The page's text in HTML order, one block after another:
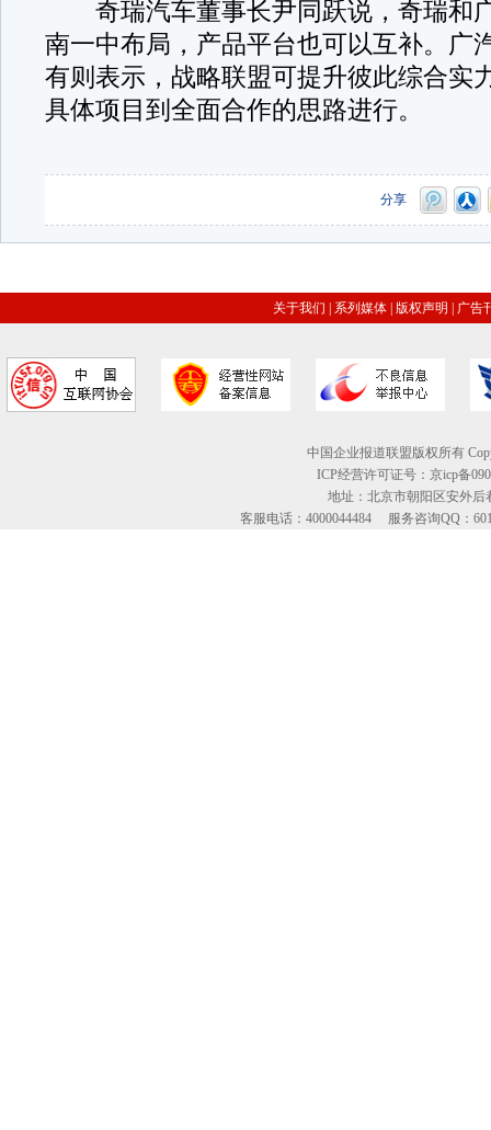
奇瑞汽车董事长尹同跃说，奇瑞和
南一中布局，产品平台也可以互补。广
有则表示，战略联盟可提升彼此综合实
具体项目到全面合作的思路进行。
分享
关于我们 系列媒体 |版权声明 广告
中国企业报道联盟版权所有
ICP经营许可证号：京icp备
地址：北京市朝阳区安外后
客服电话：4000044484 服务咨询QQ：